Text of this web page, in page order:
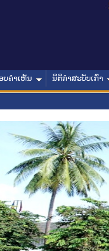
ບຄໍາເຫັນ ນິຕິກໍາສະບັບເກົ່າ